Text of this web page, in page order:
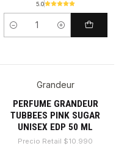
5.0
Cantidad
Grandeur
PERFUME GRANDEUR
TUBBEES PINK SUGAR
UNISEX EDP 50 ML
Precio Retail $10.990